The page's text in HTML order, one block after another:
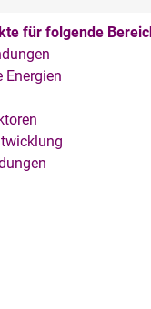
für folgende
Energien